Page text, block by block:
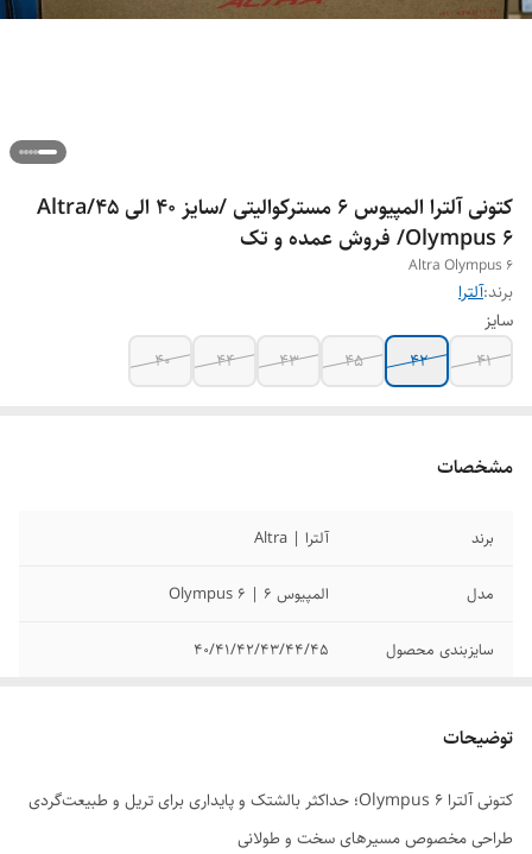
کتونی آلترا المپیوس 6 مسترکوالیتی /سایز 40 الی 45/Altra
Olympus 6/ فروش عمده و تک
Altra Olympus 6
برند:آلترا
سایز
41
42
45
43
44
40
مشخصات
برند آلترا | Altra
مدل المپیوس 6 | Olympus 6
سایزبندی محصول 40/41/42/43/44/45
وضعیت کارکرد نو آکبند
توضیحات
کتونی آلترا Olympus 6؛ حداکثر بالشتک و پایداری برای تریل و طبیعت‌گردی
طراحی مخصوص مسیرهای سخت و طولانی